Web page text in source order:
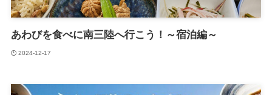
あわびを食べに南三陸へ行こう！～宿泊編～
2024-12-17